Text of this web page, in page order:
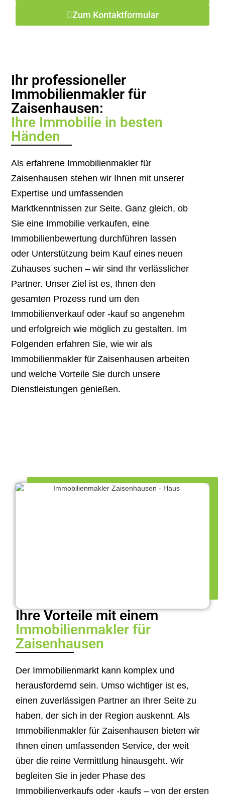
Zum Kontaktformular
Ihr professioneller
Immobilienmakler für
Zaisenhausen:
Ihre Immobilie in besten
Händen
Als erfahrene Immobilienmakler für
Zaisenhausen stehen wir Ihnen mit unserer
Expertise und umfassenden
Marktkenntnissen zur Seite. Ganz gleich, ob
Sie eine Immobilie verkaufen, eine
Immobilienbewertung durchführen lassen
oder Unterstützung beim Kauf eines neuen
Zuhauses suchen – wir sind Ihr verlässlicher
Partner. Unser Ziel ist es, Ihnen den
gesamten Prozess rund um den
Immobilienverkauf oder -kauf so angenehm
und erfolgreich wie möglich zu gestalten. Im
Folgenden erfahren Sie, wie wir als
Immobilienmakler für Zaisenhausen arbeiten
und welche Vorteile Sie durch unsere
Dienstleistungen genießen.
Ihre Vorteile mit einem
Immobilienmakler für
Zaisenhausen
Der Immobilienmarkt kann komplex und
herausfordernd sein. Umso wichtiger ist es,
einen zuverlässigen Partner an Ihrer Seite zu
haben, der sich in der Region auskennt. Als
Immobilienmakler für Zaisenhausen bieten wir
Ihnen einen umfassenden Service, der weit
über die reine Vermittlung hinausgeht. Wir
begleiten Sie in jeder Phase des
Immobilienverkaufs oder -kaufs – von der ersten